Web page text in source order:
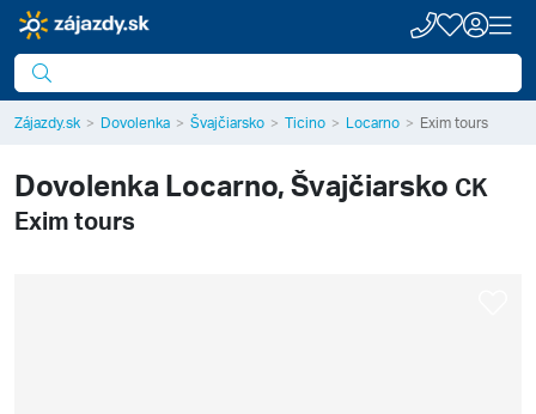
Zájazdy.sk Dovolenka Švajčiarsko Ticino Locarno Exim tours
Dovolenka Locarno, Švajčiarsko CK
Exim tours